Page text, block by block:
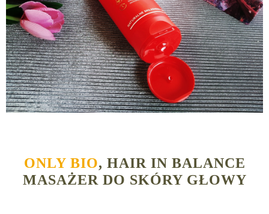
ONLY BIO, HAIR IN BALANCE
MASAŻER DO SKÓRY GŁOWY